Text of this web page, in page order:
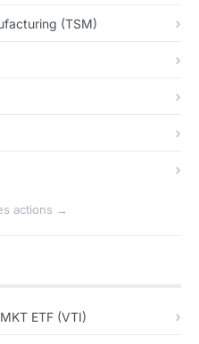
(TSM)
actions →
ETF (VTI)